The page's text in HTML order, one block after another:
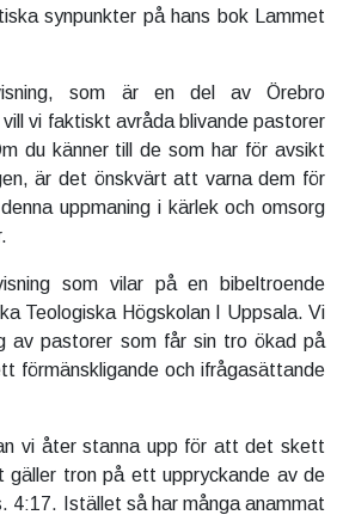
synpunkter på hans bok Lammet
som är en del av Örebro
vi faktiskt avråda blivande pastorer
du känner till de som har för avsikt
är det önskvärt att varna dem för
uppmaning i kärlek och omsorg
som vilar på en bibeltroende
Teologiska Högskolan I Uppsala. Vi
av pastorer som får sin tro ökad på
förmänskligande och ifrågasättande
vi åter stanna upp för att det skett
gäller tron på ett uppryckande av de
4:17. Istället så har många anammat